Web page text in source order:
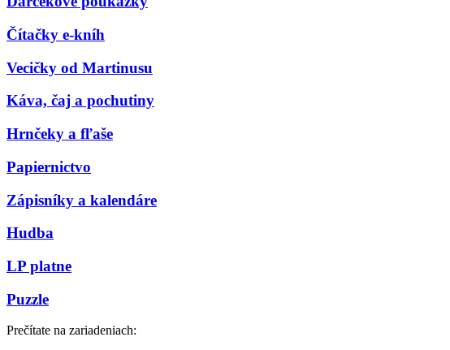
Čítačky e-kníh
Vecičky od Martinusu
Káva, čaj a pochutiny
Hrnčeky a fľaše
Papiernictvo
Zápisníky a kalendáre
Hudba
LP platne
Puzzle
Prečítate na zariadeniach: